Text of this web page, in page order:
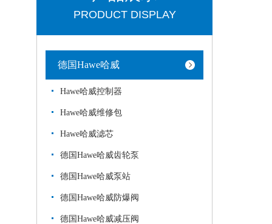
PRODUCT DISPLAY
德国Hawe哈威
Hawe哈威控制器
Hawe哈威维修包
Hawe哈威滤芯
德国Hawe哈威齿轮泵
德国Hawe哈威泵站
德国Hawe哈威防爆阀
德国Hawe哈威减压阀